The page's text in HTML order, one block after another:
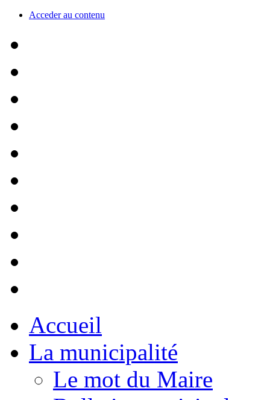
Acceder au contenu
Accueil
La municipalité
Le mot du Maire